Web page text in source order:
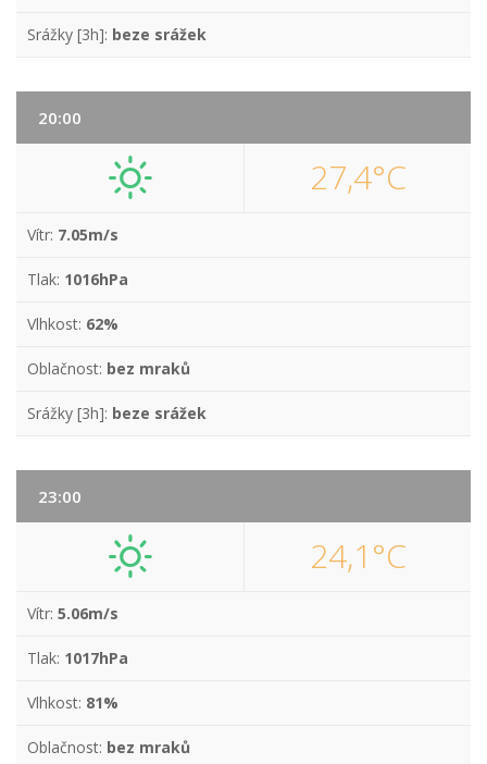
Srážky [3h]: beze srážek
20:00
27,4°C
Vítr: 7.05m/s
Tlak: 1016hPa
Vlhkost: 62%
Oblačnost: bez mraků
Srážky [3h]: beze srážek
23:00
24,1°C
Vítr: 5.06m/s
Tlak: 1017hPa
Vlhkost: 81%
Oblačnost: bez mraků